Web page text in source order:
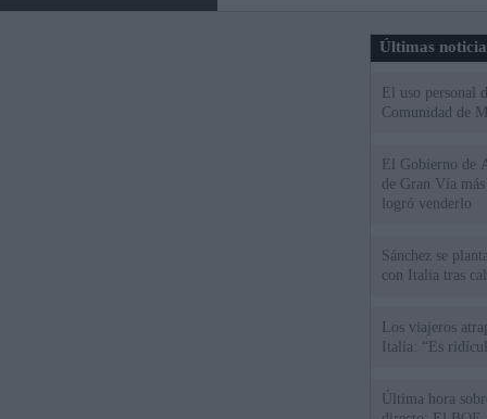
Últimas
El uso personal
Comunidad de
El Gobierno de
de Gran Vía
logró venderlo
Sánchez se
con Italia tras
Los viajeros
Italia: “Es
Última hora